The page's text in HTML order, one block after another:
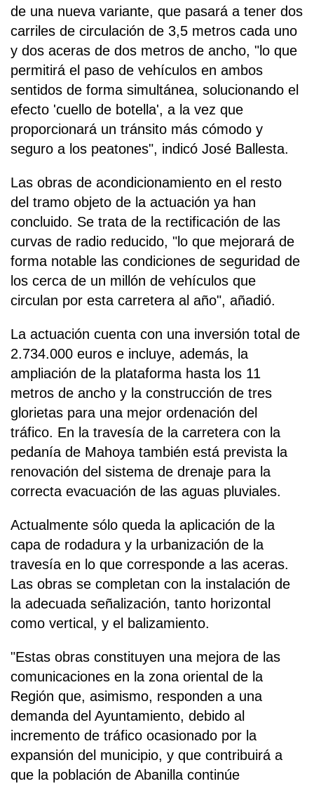
de una nueva variante, que pasará a tener dos
carriles de circulación de 3,5 metros cada uno
y dos aceras de dos metros de ancho, "lo que
permitirá el paso de vehículos en ambos
sentidos de forma simultánea, solucionando el
efecto 'cuello de botella', a la vez que
proporcionará un tránsito más cómodo y
seguro a los peatones", indicó José Ballesta.
Las obras de acondicionamiento en el resto
del tramo objeto de la actuación ya han
concluido. Se trata de la rectificación de las
curvas de radio reducido, "lo que mejorará de
forma notable las condiciones de seguridad de
los cerca de un millón de vehículos que
circulan por esta carretera al año", añadió.
La actuación cuenta con una inversión total de
2.734.000 euros e incluye, además, la
ampliación de la plataforma hasta los 11
metros de ancho y la construcción de tres
glorietas para una mejor ordenación del
tráfico. En la travesía de la carretera con la
pedanía de Mahoya también está prevista la
renovación del sistema de drenaje para la
correcta evacuación de las aguas pluviales.
Actualmente sólo queda la aplicación de la
capa de rodadura y la urbanización de la
travesía en lo que corresponde a las aceras.
Las obras se completan con la instalación de
la adecuada señalización, tanto horizontal
como vertical, y el balizamiento.
"Estas obras constituyen una mejora de las
comunicaciones en la zona oriental de la
Región que, asimismo, responden a una
demanda del Ayuntamiento, debido al
incremento de tráfico ocasionado por la
expansión del municipio, y que contribuirá a
que la población de Abanilla continúe